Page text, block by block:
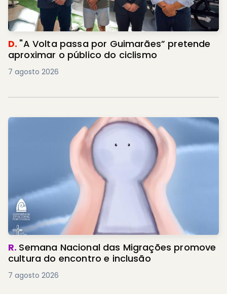
D. "A Volta passa por Guimarães” pretende
aproximar o público do ciclismo
7 agosto 2026
R. Semana Nacional das Migrações promove
cultura do encontro e inclusão
7 agosto 2026